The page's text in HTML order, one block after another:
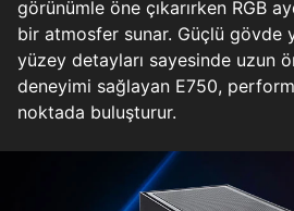
görünümle öne çıkarırken RGB
bir atmosfer sunar. Güçlü gövde
yüzey detayları sayesinde uzun
deneyimi sağlayan E750,
noktada buluşturur.